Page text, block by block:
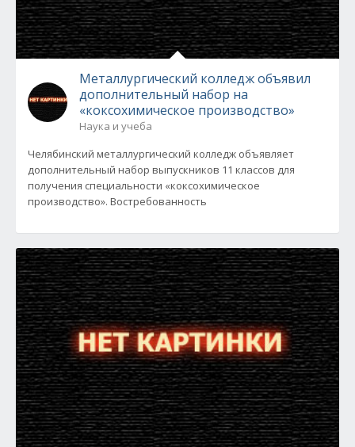
Металлургический колледж объявил
дополнительный набор на
«коксохимическое производство»
Наука и учеба
Челябинский металлургический колледж объявляет
дополнительный набор выпускников 11 классов для
получения специальности «коксохимическое
производство». Востребованность